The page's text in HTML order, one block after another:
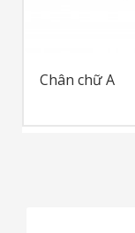
Chân chữ A